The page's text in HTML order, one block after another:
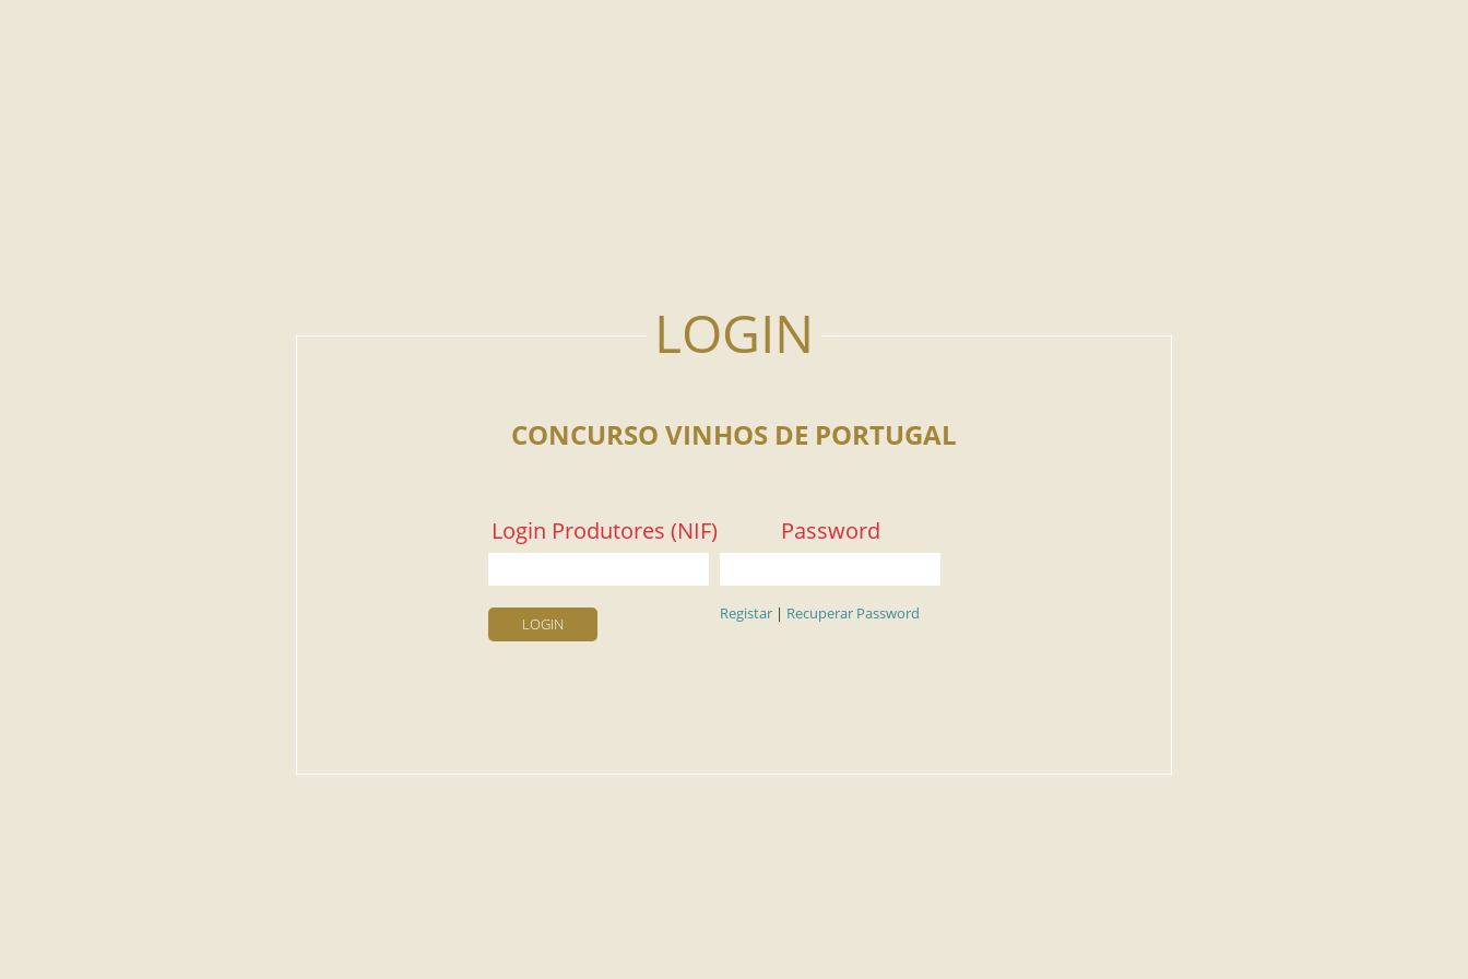
CONCURSO VINHOS DE PORTUGAL
Login Produtores (NIF) Password
LOGIN
Registar | Recuperar Password